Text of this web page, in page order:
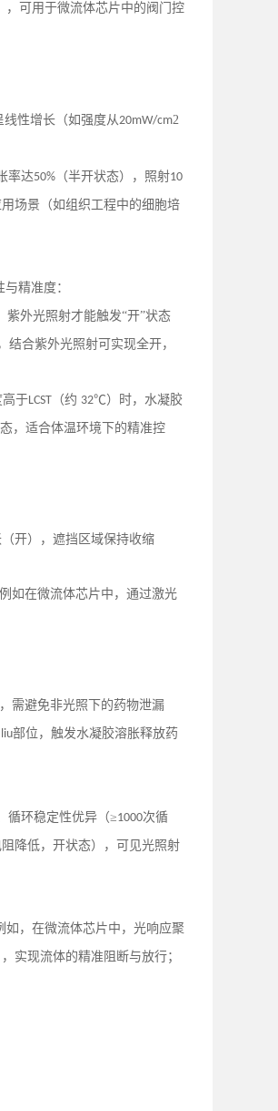
，可用于微流体芯片中的阀门控
性增长（如强度从20mW/cm2
率达50% （半开状态），照射10
场景（如组织工程中的细胞培
精准度：
紫外光照射才能触发“开”状态
合紫外光照射可实现全开，
高于LCST （约 32℃）时，水凝胶
，适合体温环境下的精准控
开），遮挡区域保持收缩
如在微流体芯片中，通过激光
需避免非光照下的药物泄漏
liu部位，触发水凝胶溶胀释放药
循环稳定性优异（≥1000次循
降低，开状态），可见光照射
如，在微流体芯片中，光响应聚
实现流体的精准阻断与放行；